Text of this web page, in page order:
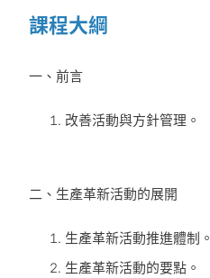
課程大綱
一、前言
改善活動與方針管理。
二、生產革新活動的展開
生產革新活動推進體制。
生產革新活動的要點。